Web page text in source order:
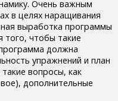
Очень важным
в целях наращивания
выработка программы
того, чтобы такие
должна
упражнений и план
вопросы, как
дополнительные